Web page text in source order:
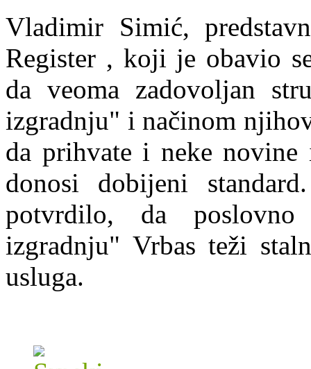
Vladimir Simić,
Register , koji je obavio
da veoma zadovoljan
izgradnju" i načinom
da prihvate i neke
donosi dobijeni
potvrdilo, da poslovno
izgradnju" Vrbas teži
usluga.